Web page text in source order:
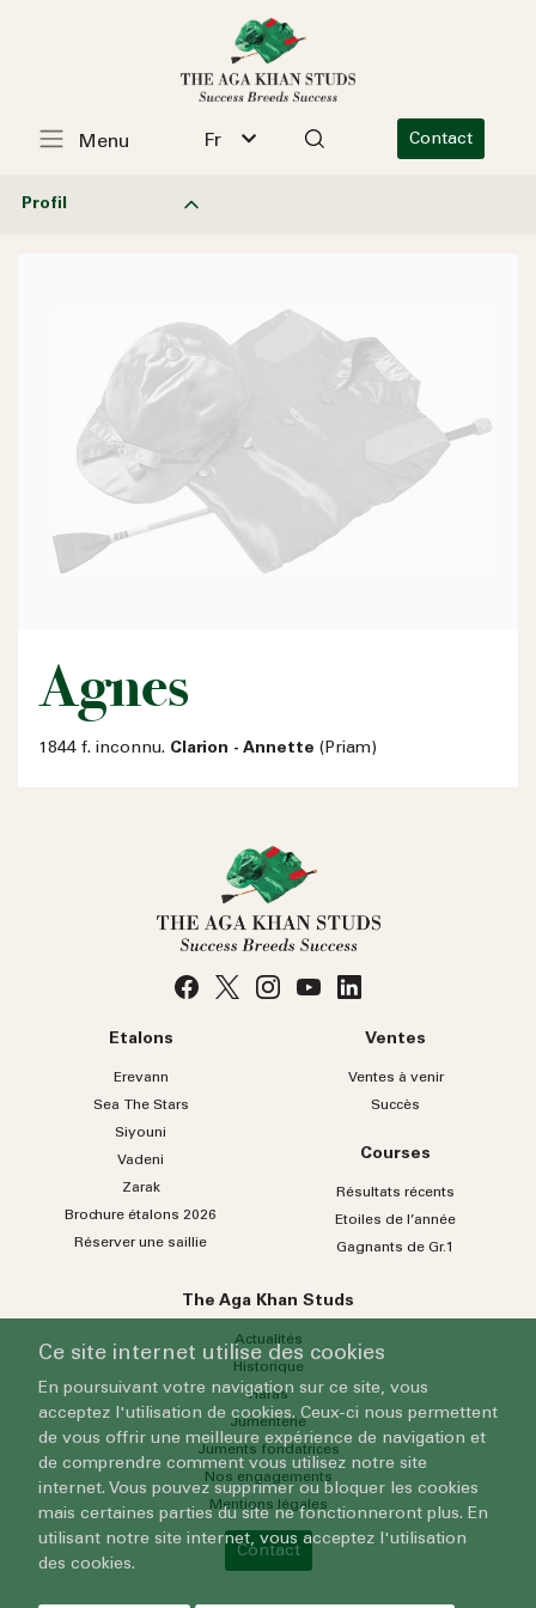
Fr Contact
Menu
Profil
Agnes
1844 f. inconnu. Clarion - Annette (Priam)
Etalons
Erevann
Sea TheStars
Siyouni
Vadeni
Zarak
Brochure étalons 2026
Réserver une saillie
Ventes
Ventes à venir
Succès
Courses
Résultats récents
Etoiles de l’année
Gagnants de Gr.1
The Aga Khan Studs
Actualités
Historique
Haras
Jumenterie
Juments fondatrices
Nos engagements
Mentions légales
Contact
Ce site internet utilise des cookies
En poursuivant votre navigation sur ce site, vous
acceptez l'utilisation de cookies. Ceux-ci nous permettent
de vous offrir une meilleure expérience de navigation et
de comprendre comment vous utilisez notre site
internet. Vous pouvez supprimer ou bloquer les cookies
mais certaines parties du site ne fonctionneront plus. En
utilisant notre site internet, vous acceptez l'utilisation
des cookies.